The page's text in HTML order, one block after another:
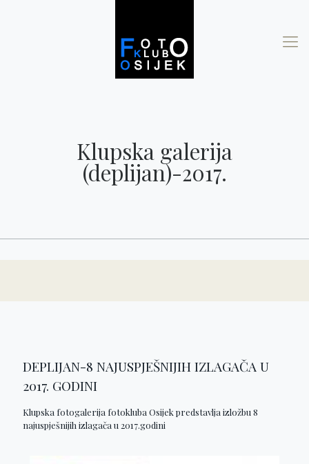
Klupska galerija
(deplijan)-2017.
DEPLIJAN-8 NAJUSPJEŠNIJIH IZLAGAČA U
2017. GODINI
Klupska fotogalerija fotokluba Osijek predstavlja izložbu 8
najuspješnijih izlagača u 2017.godini